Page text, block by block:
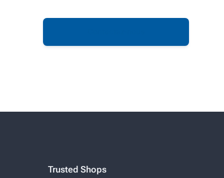
Trusted Shops